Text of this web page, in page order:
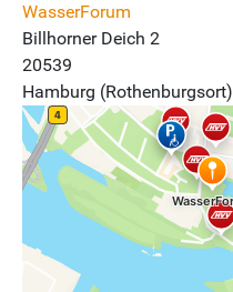
WasserForum
Billhorner Deich 2
20539
Hamburg (Rothenburgsort)